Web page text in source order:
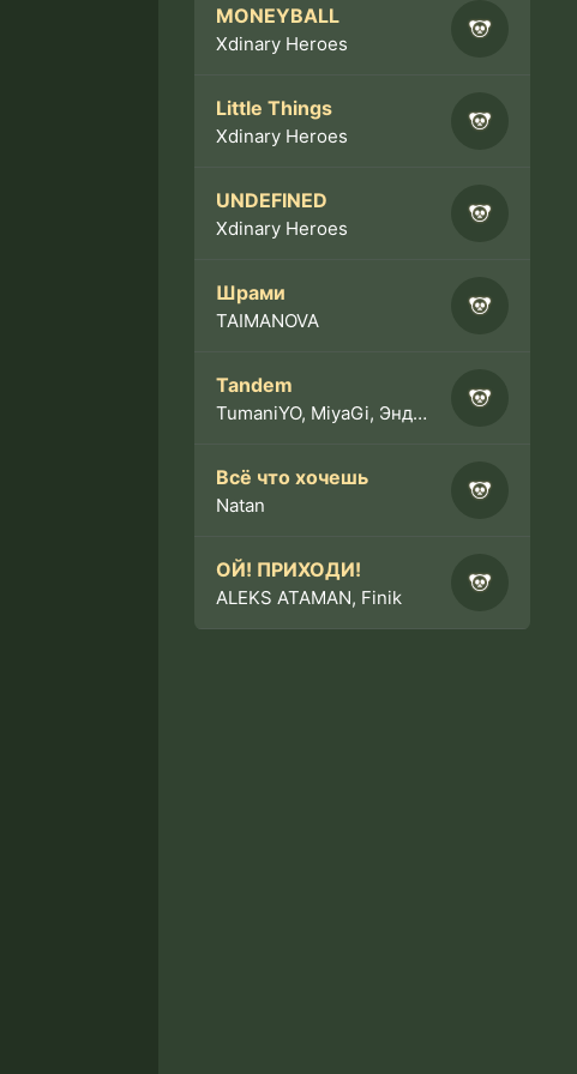
MONEYBALL
Xdinary Heroes
Little Things
Xdinary Heroes
UNDEFINED
Xdinary Heroes
Шрами
TAIMANOVA
Tandem
TumaniYO, MiyaGi, Эндшпиль
Всё что хочешь
Natan
ОЙ! ПРИХОДИ!
ALEKS ATAMAN, Finik